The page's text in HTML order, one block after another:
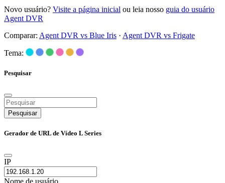
Novo usuário? Visite a página inicial ou leia nosso guia do usuário
Agent DVR
Comparar: Agent DVR vs Blue Iris · Agent DVR vs Frigate
Tema:
Pesquisar
Pesquisar
Gerador de URL de Vídeo L Series
IP
Nome de usuário